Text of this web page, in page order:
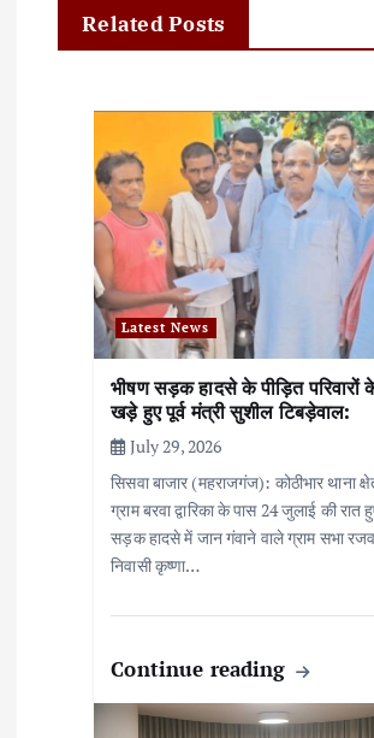
Related Posts
Latest News
भीषण सड़क हादसे के पीड़ित परिवारों
खड़े हुए पूर्व मंत्री सुशील टिबड़ेवाल:
July 29, 2026
सिसवा बाजार (महराजगंज): कोठीभार थाना
ग्राम बरवा द्वारिका के पास 24 जुलाई की रात
सड़क हादसे में जान गंवाने वाले ग्राम सभा
निवासी कृष्णा…
Continue reading